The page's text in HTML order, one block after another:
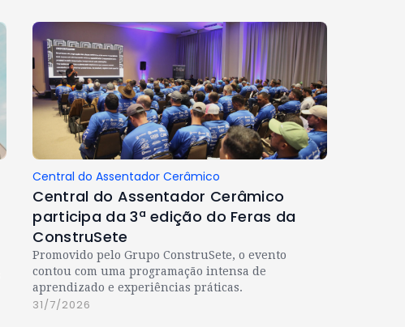
Central do Assentador Cerâmico
Central do Assentador Cerâmico
participa da 3ª edição do Feras da
ConstruSete
Promovido pelo Grupo ConstruSete, o evento
contou com uma programação intensa de
aprendizado e experiências práticas.
31/7/2026